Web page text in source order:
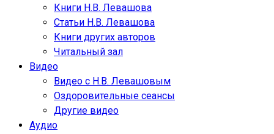
Книги Н.В. Левашова
Статьи Н.В. Левашова
Книги других авторов
Читальный зал
Видео
Видео с Н.В. Левашовым
Оздоровительные сеансы
Другие видео
Аудио